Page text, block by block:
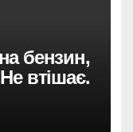
бензин,
втішає.